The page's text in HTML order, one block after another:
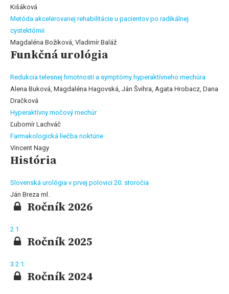
Kišáková
Metóda akcelerovanej rehabilitácie u pacientov po radikálnej
cystektómii
Magdaléna Božiková, Vladimír Baláž
Funkčná urológia
Redukcia telesnej hmotnosti a symptómy hyperaktívneho mechúra
Alena Buková, Magdaléna Hagovská, Ján Švihra, Agata Hrobacz, Dana
Dračková
Hyperaktívny močový mechúr
Ľubomír Lachváč
Farmakologická liečba noktúrie
Vincent Nagy
História
Slovenská urológia v prvej polovici 20. storočia
Ján Breza ml.
Ročník 2026
2 1
Ročník 2025
3 2 1
Ročník 2024